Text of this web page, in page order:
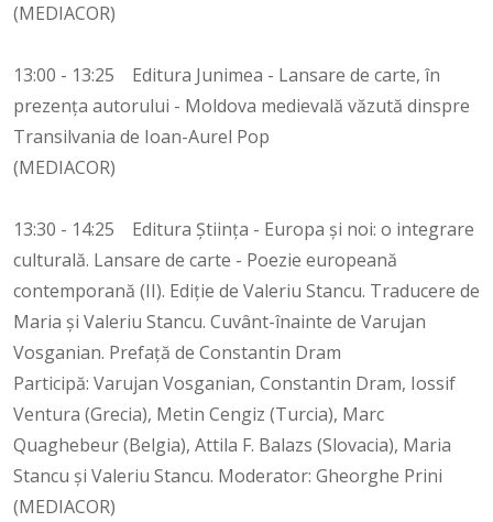
(MEDIACOR)
13:00 - 13:25 Editura Junimea - Lansare de carte, în
prezența autorului - Moldova medievală văzută dinspre
Transilvania de Ioan-Aurel Pop
(MEDIACOR)
13:30 - 14:25 Editura Știința - Europa și noi: o integrare
culturală. Lansare de carte - Poezie europeană
contemporană (II). Ediție de Valeriu Stancu. Traducere de
Maria și Valeriu Stancu. Cuvânt-înainte de Varujan
Vosganian. Prefață de Constantin Dram
Participă: Varujan Vosganian, Constantin Dram, Iossif
Ventura (Grecia), Metin Cengiz (Turcia), Marc
Quaghebeur (Belgia), Attila F. Balazs (Slovacia), Maria
Stancu și Valeriu Stancu. Moderator: Gheorghe Prini
(MEDIACOR)